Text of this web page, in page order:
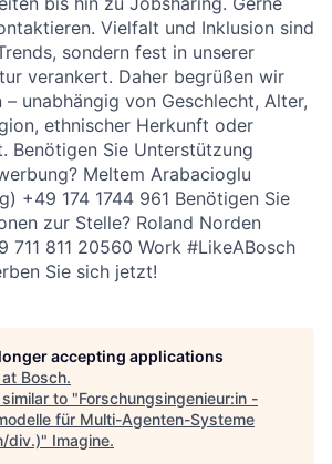
Vielfalt und Inklusion sind
sondern fest in unserer
verankert. Daher begrüßen wir
– unabhängig von Geschlecht, Alter,
ethnischer Herkunft oder
Benötigen Sie Unterstützung
Meltem Arabacioglu
+49 174 1744 961 Benötigen Sie
zur Stelle? Roland Norden
711 811 20560 Work #LikeABosch
Sie sich jetzt!
accepting applications
Bosch.
to "Forschungsingenieur:in -
für Multi-Agenten-Systeme
div.)" Imagine.